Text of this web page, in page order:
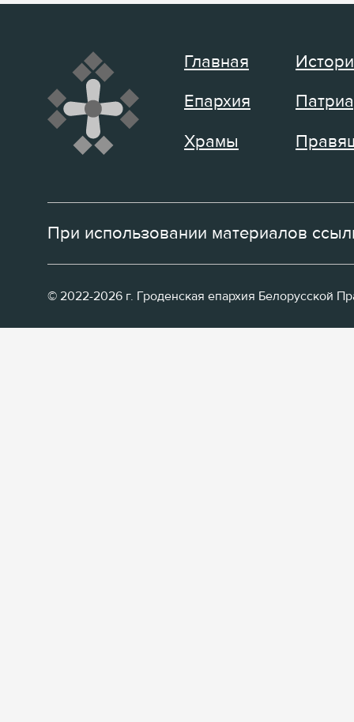
Главная
Епархия
Храмы
При использовании материалов
© 2022-2026 г. Гроденская епархия Белорусской